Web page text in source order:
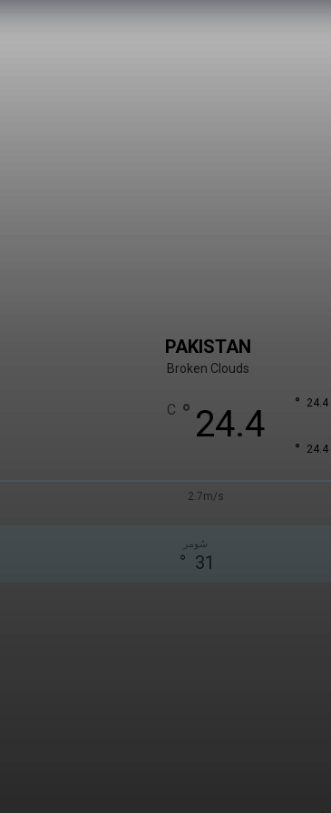
PAKISTAN
Broken Clouds
24.4
°
C 24.4
°
24.4
°
2.7m/s
سُومر
31
°